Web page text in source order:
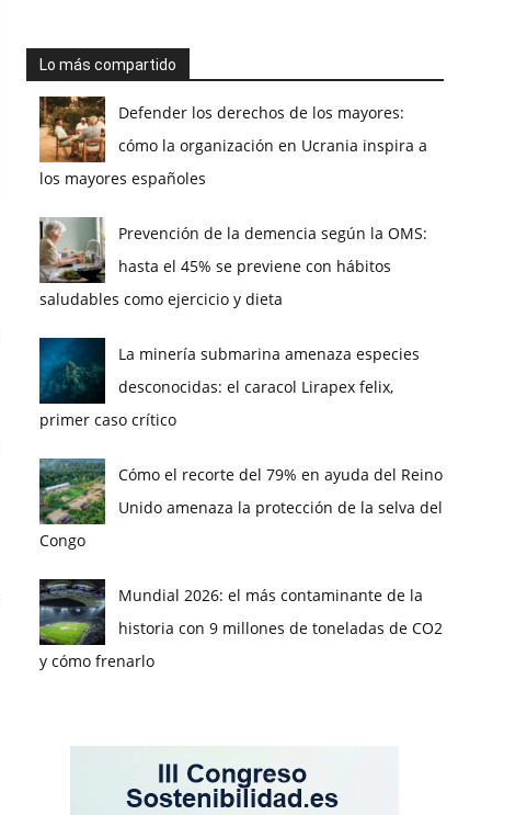
Lo más compartido
Defender los derechos de los mayores:
cómo la organización en Ucrania inspira a
los mayores españoles
Prevención de la demencia según la OMS:
hasta el 45% se previene con hábitos
saludables como ejercicio y dieta
La minería submarina amenaza especies
desconocidas: el caracol Lirapex felix,
primer caso crítico
Cómo el recorte del 79% en ayuda del Reino
Unido amenaza la protección de la selva del
Congo
Mundial 2026: el más contaminante de la
historia con 9 millones de toneladas de CO2
y cómo frenarlo